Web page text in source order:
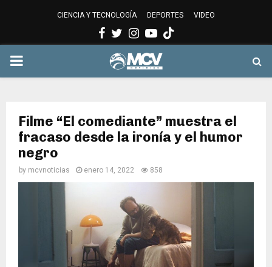
CIENCIA Y TECNOLOGÍA DEPORTES VIDEO
Facebook
Twitter
Instagram
Youtube
PRIMARY
Filme “El comediante” muestra el
fracaso desde la ironía y el humor
negro
by mcvnoticias enero 14, 2022 858